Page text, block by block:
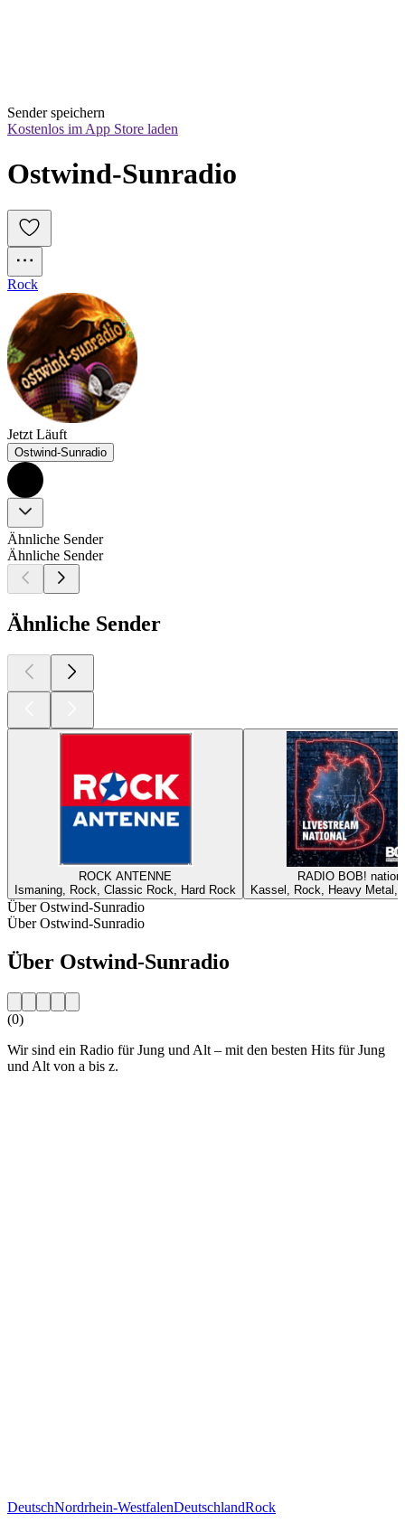
Sender speichern
Kostenlos im App Store laden
Ostwind-Sunradio
Rock
Jetzt Läuft
Ostwind-Sunradio
Ähnliche Sender
Ähnliche Sender
Ähnliche Sender
ROCK ANTENNE
Ismaning, Rock, Classic Rock, Hard Rock
RADIO BOB!
Kassel, Rock, Heavy Metal,
Über Ostwind-Sunradio
Über Ostwind-Sunradio
Über Ostwind-Sunradio
(0)
Wir sind ein Radio für Jung und Alt – mit den besten Hits für Jung
und Alt von a bis z.
DeutschNordrhein-WestfalenDeutschlandRock